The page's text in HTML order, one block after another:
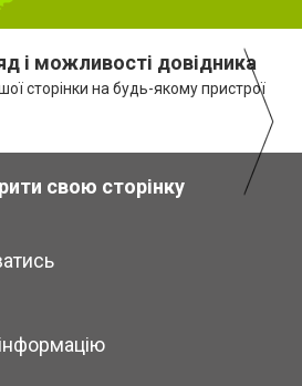
і можливості довідника
сторінки на будь-якому пристрої
свою сторінку